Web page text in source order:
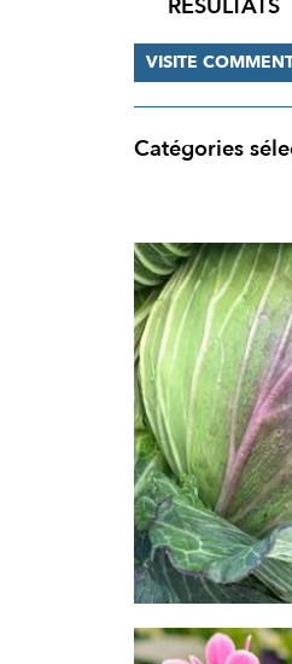
RÉSULTATS
RÉSULTATS
VISITE
Catégories
RÉSULTATS